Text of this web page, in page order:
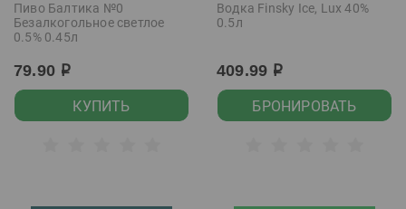
Пиво Балтика №0
Безалкогольное светлое
0.5% 0.45л
79.90 р
КУПИТЬ
Водка Finsky Ice, Lux 40%
0.5л
409.99 р
БРОНИРОВАТЬ